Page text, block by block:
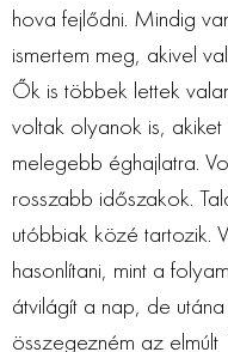
hova fejlődni. Mindig
ismertem meg, akivel
Ők is többek lettek
voltak olyanok is,
melegebb éghajlatra.
rosszabb időszakok.
utóbbiak közé tartozik.
hasonlítani, mint a
átvilágít a nap, de
összegezném az